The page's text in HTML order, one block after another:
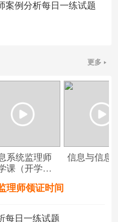
案例分析每日一练试题
更多
系统监理师
课（开学典
信息与信息
理师领证时间
每日一练试题